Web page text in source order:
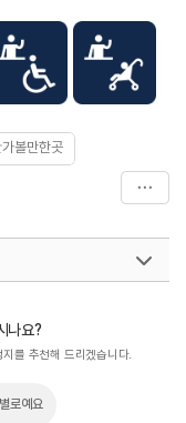
볼만한곳
나요?
를 추천해 드리겠습니다.
별로예요